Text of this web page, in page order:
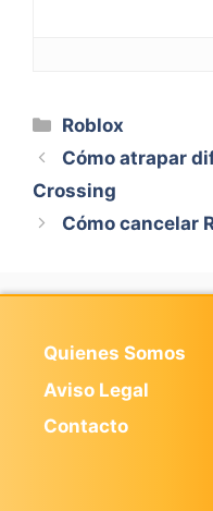
Categorías
Roblox
Cómo atrapar
Crossing
Cómo cancelar
Quienes Somos
Aviso Legal
Contacto